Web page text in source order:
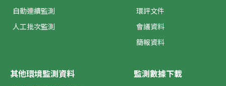
自動連續監測
人工批次監測
其他環境監測資料 監測數據下載
環評文件
會議資料
簡報資料